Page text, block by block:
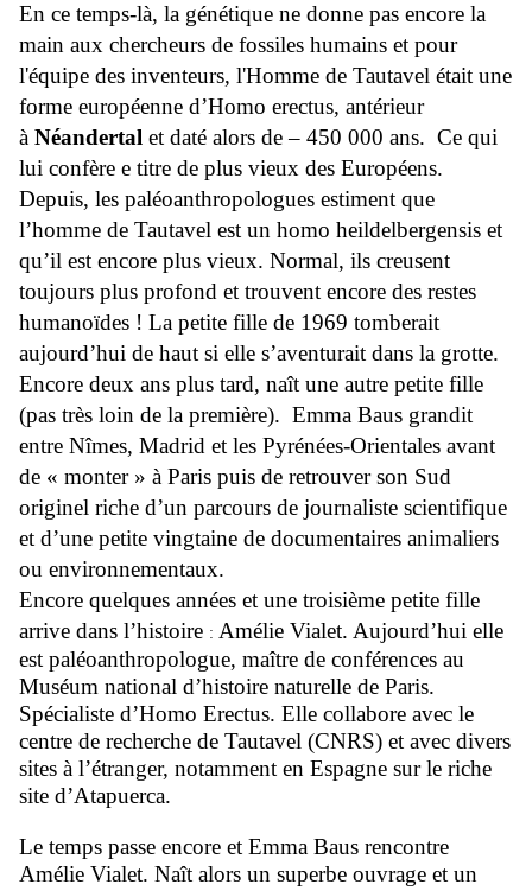
En ce temps-là, la génétique ne donne pas encore la
main aux chercheurs de fossiles humains et pour
l'équipe des inventeurs, l'Homme de Tautavel était une
forme européenne d’Homo erectus, antérieur
à Néandertal et daté alors de – 450 000 ans. Ce qui
lui confère e titre de plus vieux des Européens.
Depuis, les paléoanthropologues estiment que
l’homme de Tautavel est un homo heildelbergensis et
qu’il est encore plus vieux. Normal, ils creusent
toujours plus profond et trouvent encore des restes
humanoïdes ! La petite fille de 1969 tomberait
aujourd’hui de haut si elle s’aventurait dans la grotte.
Encore deux ans plus tard, naît une autre petite fille
(pas très loin de la première). Emma Baus grandit
entre Nîmes, Madrid et les Pyrénées-Orientales avant
de « monter » à Paris puis de retrouver son Sud
originel riche d’un parcours de journaliste scientifique
et d’une petite vingtaine de documentaires animaliers
ou environnementaux.
Encore quelques années et une troisième petite fille
arrive dans l’histoire : Amélie Vialet. Aujourd’hui elle
est paléoanthropologue, maître de conférences au
Muséum national d’histoire naturelle de Paris.
Spécialiste d’Homo Erectus. Elle collabore avec le
centre de recherche de Tautavel (CNRS) et avec divers
sites à l’étranger, notamment en Espagne sur le riche
site d’Atapuerca.
Le temps passe encore et Emma Baus rencontre
Amélie Vialet. Naît alors un superbe ouvrage et un